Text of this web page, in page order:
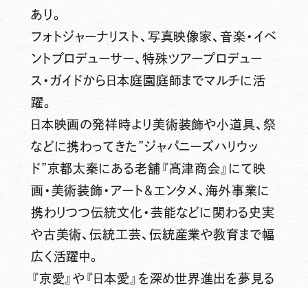
あり。
フォトジャーナリスト、写真映像家、音楽・イベ
ントプロデューサー、特殊ツアープロデュー
ス・ガイドから日本庭園庭師までマルチに活
躍。
日本映画の発祥時より美術装飾や小道具、祭
などに携わってきた”ジャパニーズハリウッ
ド”京都太秦にある老舗『髙津商会』にて映
画・美術装飾・アート＆エンタメ、海外事業に
携わりつつ伝統文化・芸能などに関わる史実
や古美術、伝統工芸、伝統産業や教育まで幅
広く活躍中。
『京愛』や『日本愛』を深め世界進出を夢見る